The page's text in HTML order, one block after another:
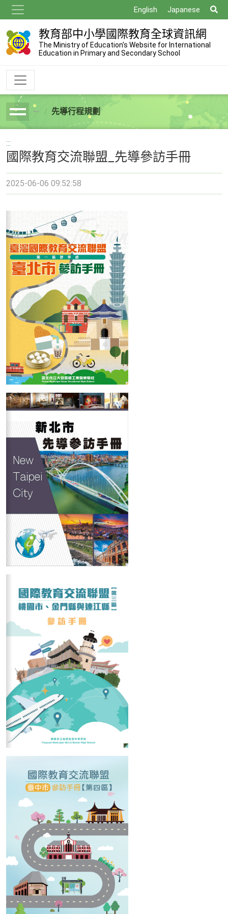
到
主
要
內
English Japanese
尋
教育部中小學國際教育全球資訊網
The Ministry of Education's Website for International
Education in Primary and Secondary School
breadcrumb先導行程規劃
:::
國際教育交流聯盟_先導參訪手冊
2025-06-06 09:52:58